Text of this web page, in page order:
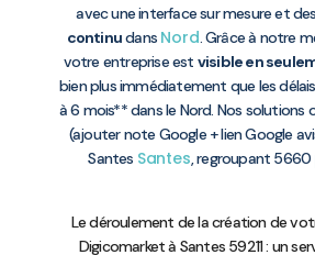
avec une interface sur mesure et des
continudans Nord. Grâce à notre
votre entreprise est visible en
bien plus immédiatement que les
à 6 mois** dans le Nord. Nos solutions
(ajouter note Google + lien Google
Santes Santes, regroupant 5660
Le déroulement de la création de
Digicomarket à Santes 59211 : un